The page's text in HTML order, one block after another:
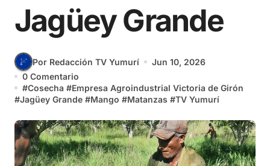
Jagüey Grande
Por Redacción TV Yumurí
Jun 10, 2026
0 Comentario
#Cosecha #Empresa Agroindustrial Victoria de Girón
#Jagüey Grande #Mango #Matanzas #TV Yumurí